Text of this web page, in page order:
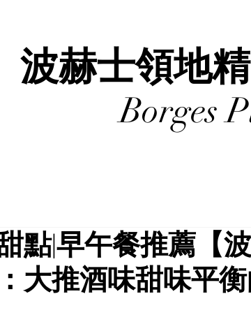
波赫士領地
Borges
點|早午餐推薦【
大推酒味甜味平